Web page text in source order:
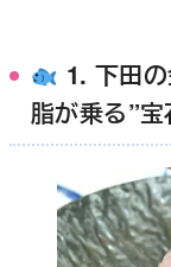
1. 下田
脂が乗る”